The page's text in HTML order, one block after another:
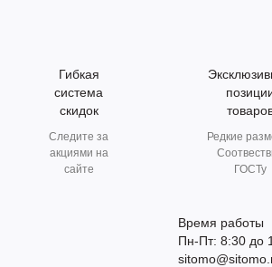
Гибкая
система
скидок
Следите за
акциями на
сайте
Редкие
ГОСТу
Время работы
Пн-Пт: 8:30 до